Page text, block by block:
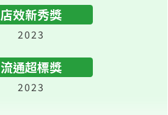
店效新秀獎
2023
流通超標獎
2023